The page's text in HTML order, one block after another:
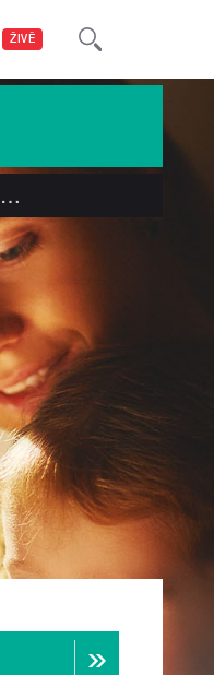
ŽIVĚ
…